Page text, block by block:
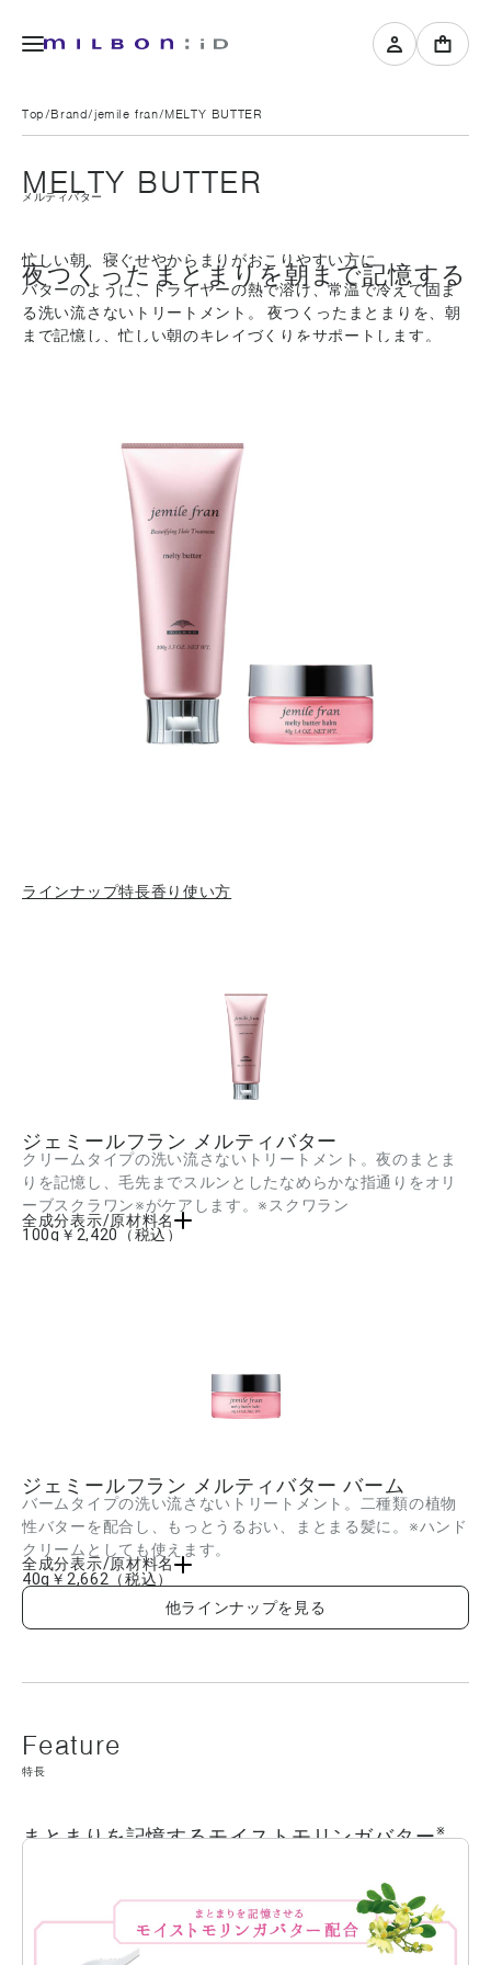
Top Brand jemile fran MELTY BUTTER
MELTY BUTTER
メルティバター
忙しい朝、寝ぐせやからまりがおこりやすい方に
夜つくったまとまりを朝まで記憶する
バターのように、ドライヤーの熱で溶け、常温で冷えて固ま
る洗い流さないトリートメント。 夜つくったまとまりを、朝
まで記憶し、忙しい朝のキレイづくりをサポートします。
ラインナップ特長香り使い方
ジェミールフラン メルティバター
クリームタイプの洗い流さないトリートメント。夜のまとま
りを記憶し、毛先までスルンとしたなめらかな指通りをオリ
ーブスクラワン※がケアします。※スクワラン
全成分表示/原材料名
100g ￥2,420 （税込）
ジェミールフラン メルティバター バーム
バームタイプの洗い流さないトリートメント。二種類の植物
性バターを配合し、もっとうるおい、まとまる髪に。※ハンド
クリームとしても使えます。
全成分表示/原材料名
ジメチコン、ミネラルオイル、(モリンガ油/水添モリンガ油)エステルズ、ミツロウ、
シア脂、ポリエチレン、ヒマワリ種子ロウ、テトラオレイン酸ソルベス-30、ベヘント
リモニウムメトサルフェート、セタノール、ホホバ油、カルボキシメチルアラニルジ
40g ￥2,662 （税込）
他ラインナップを見る
特長
まとまりを記憶するモイストモリンガバター※